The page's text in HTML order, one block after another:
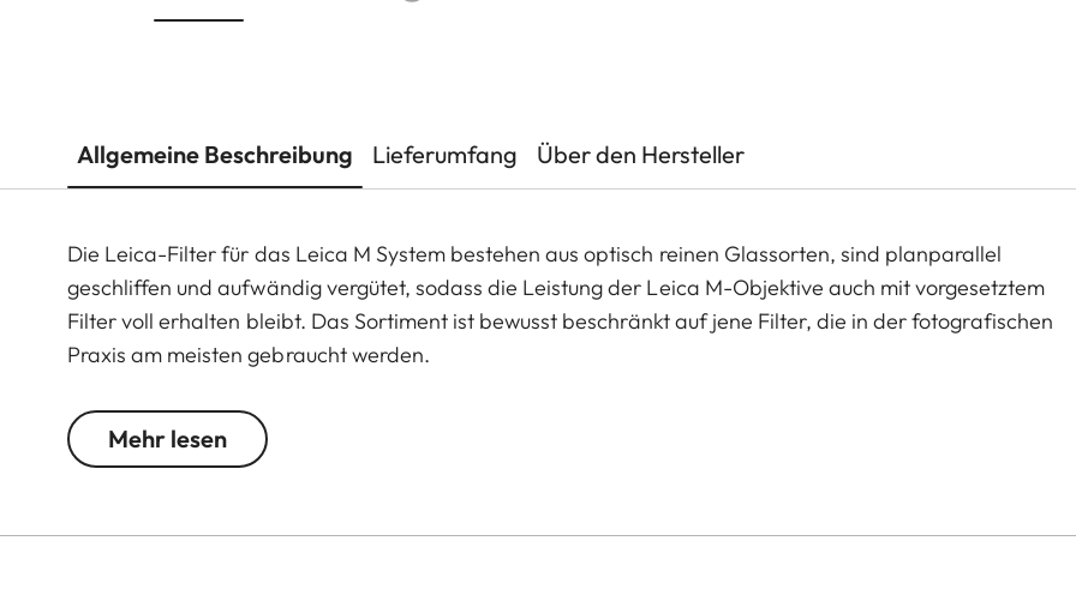
Allgemeine Beschreibung Lieferumfang Über den Hersteller
Die Leica-Filter für das Leica M System bestehen aus optisch reinen Glassorten, sind planparallel
geschliffen und aufwändig vergütet, sodass die Leistung der Leica M-Objektive auch mit vorgesetztem
Filter voll erhalten bleibt. Das Sortiment ist bewusst beschränkt auf jene Filter, die in der fotografischen
Praxis am meisten gebraucht werden.
Der Zirkular-Polfilter dient der Elminierung störender Reflexe auf nichtmetallischen Oberflächen und
bewirkt Kontraststeigerung sowie eine sattere Farbwiedergabe.
Mehr lesen